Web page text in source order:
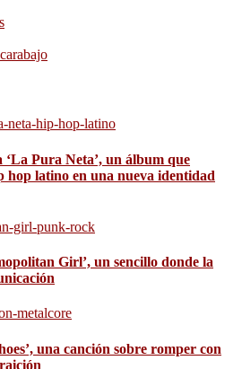
Pura Neta’, un álbum que
hop latino en una nueva identidad
Girl’, un sencillo donde la
una canción sobre romper con